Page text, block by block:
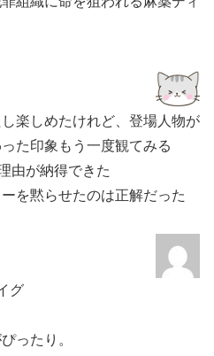
楽しめたけれど、登場人物が
た印象もう一度観てみる
由が納得できた
を黙らせたのは正解だった
グ
ったり。